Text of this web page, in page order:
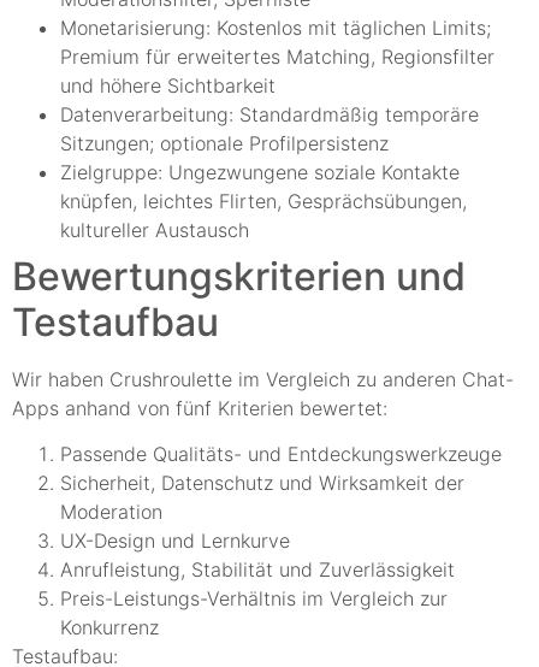
Monetarisierung: Kostenlos mit täglichen Limits;
Premium für erweitertes Matching, Regionsfilter
und höhere Sichtbarkeit
Datenverarbeitung: Standardmäßig temporäre
Sitzungen; optionale Profilpersistenz
Zielgruppe: Ungezwungene soziale Kontakte
knüpfen, leichtes Flirten, Gesprächsübungen,
kultureller Austausch
Bewertungskriterien und
Testaufbau
Wir haben Crushroulette im Vergleich zu anderen Chat-
Apps anhand von fünf Kriterien bewertet:
Passende Qualitäts- und Entdeckungswerkzeuge
Sicherheit, Datenschutz und Wirksamkeit der
Moderation
UX-Design und Lernkurve
Anrufleistung, Stabilität und Zuverlässigkeit
Preis-Leistungs-Verhältnis im Vergleich zur
Konkurrenz
Testaufbau: